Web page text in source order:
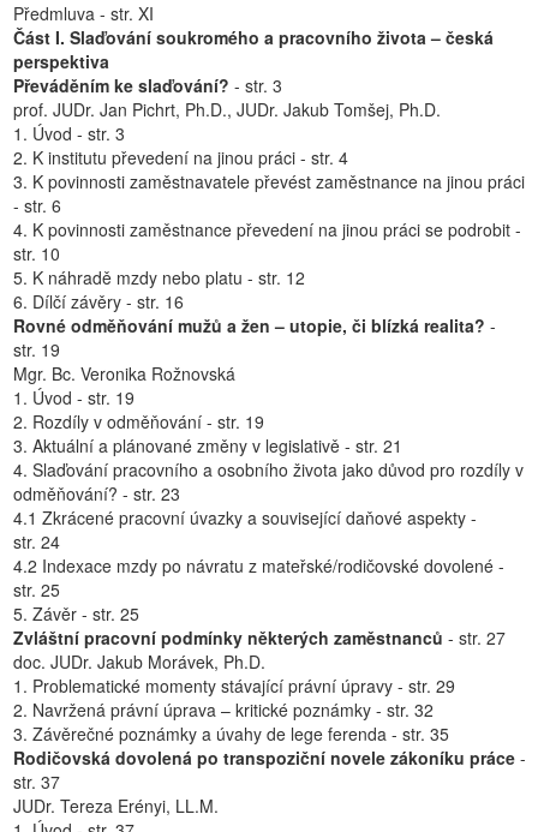
Předmluva - str. XI
Část I. Slaďování soukromého a pracovního života – česká
perspektiva
Převáděním ke slaďování? - str. 3
prof. JUDr. Jan Pichrt, Ph.D., JUDr. Jakub Tomšej, Ph.D.
1. Úvod - str. 3
2. K institutu převedení na jinou práci - str. 4
3. K povinnosti zaměstnavatele převést zaměstnance na jinou práci
- str. 6
4. K povinnosti zaměstnance převedení na jinou práci se podrobit -
str. 10
5. K náhradě mzdy nebo platu - str. 12
6. Dílčí závěry - str. 16
Rovné odměňování mužů a žen – utopie, či blízká realita? -
str. 19
Mgr. Bc. Veronika Rožnovská
1. Úvod - str. 19
2. Rozdíly v odměňování - str. 19
3. Aktuální a plánované změny v legislativě - str. 21
4. Slaďování pracovního a osobního života jako důvod pro rozdíly v
odměňování? - str. 23
4.1 Zkrácené pracovní úvazky a související daňové aspekty -
str. 24
4.2 Indexace mzdy po návratu z mateřské/rodičovské dovolené -
str. 25
5. Závěr - str. 25
Zvláštní pracovní podmínky některých zaměstnanců - str. 27
doc. JUDr. Jakub Morávek, Ph.D.
1. Problematické momenty stávající právní úpravy - str. 29
2. Navržená právní úprava – kritické poznámky - str. 32
3. Závěrečné poznámky a úvahy de lege ferenda - str. 35
Rodičovská dovolená po transpoziční novele zákoníku práce -
str. 37
JUDr. Tereza Erényi, LL.M.